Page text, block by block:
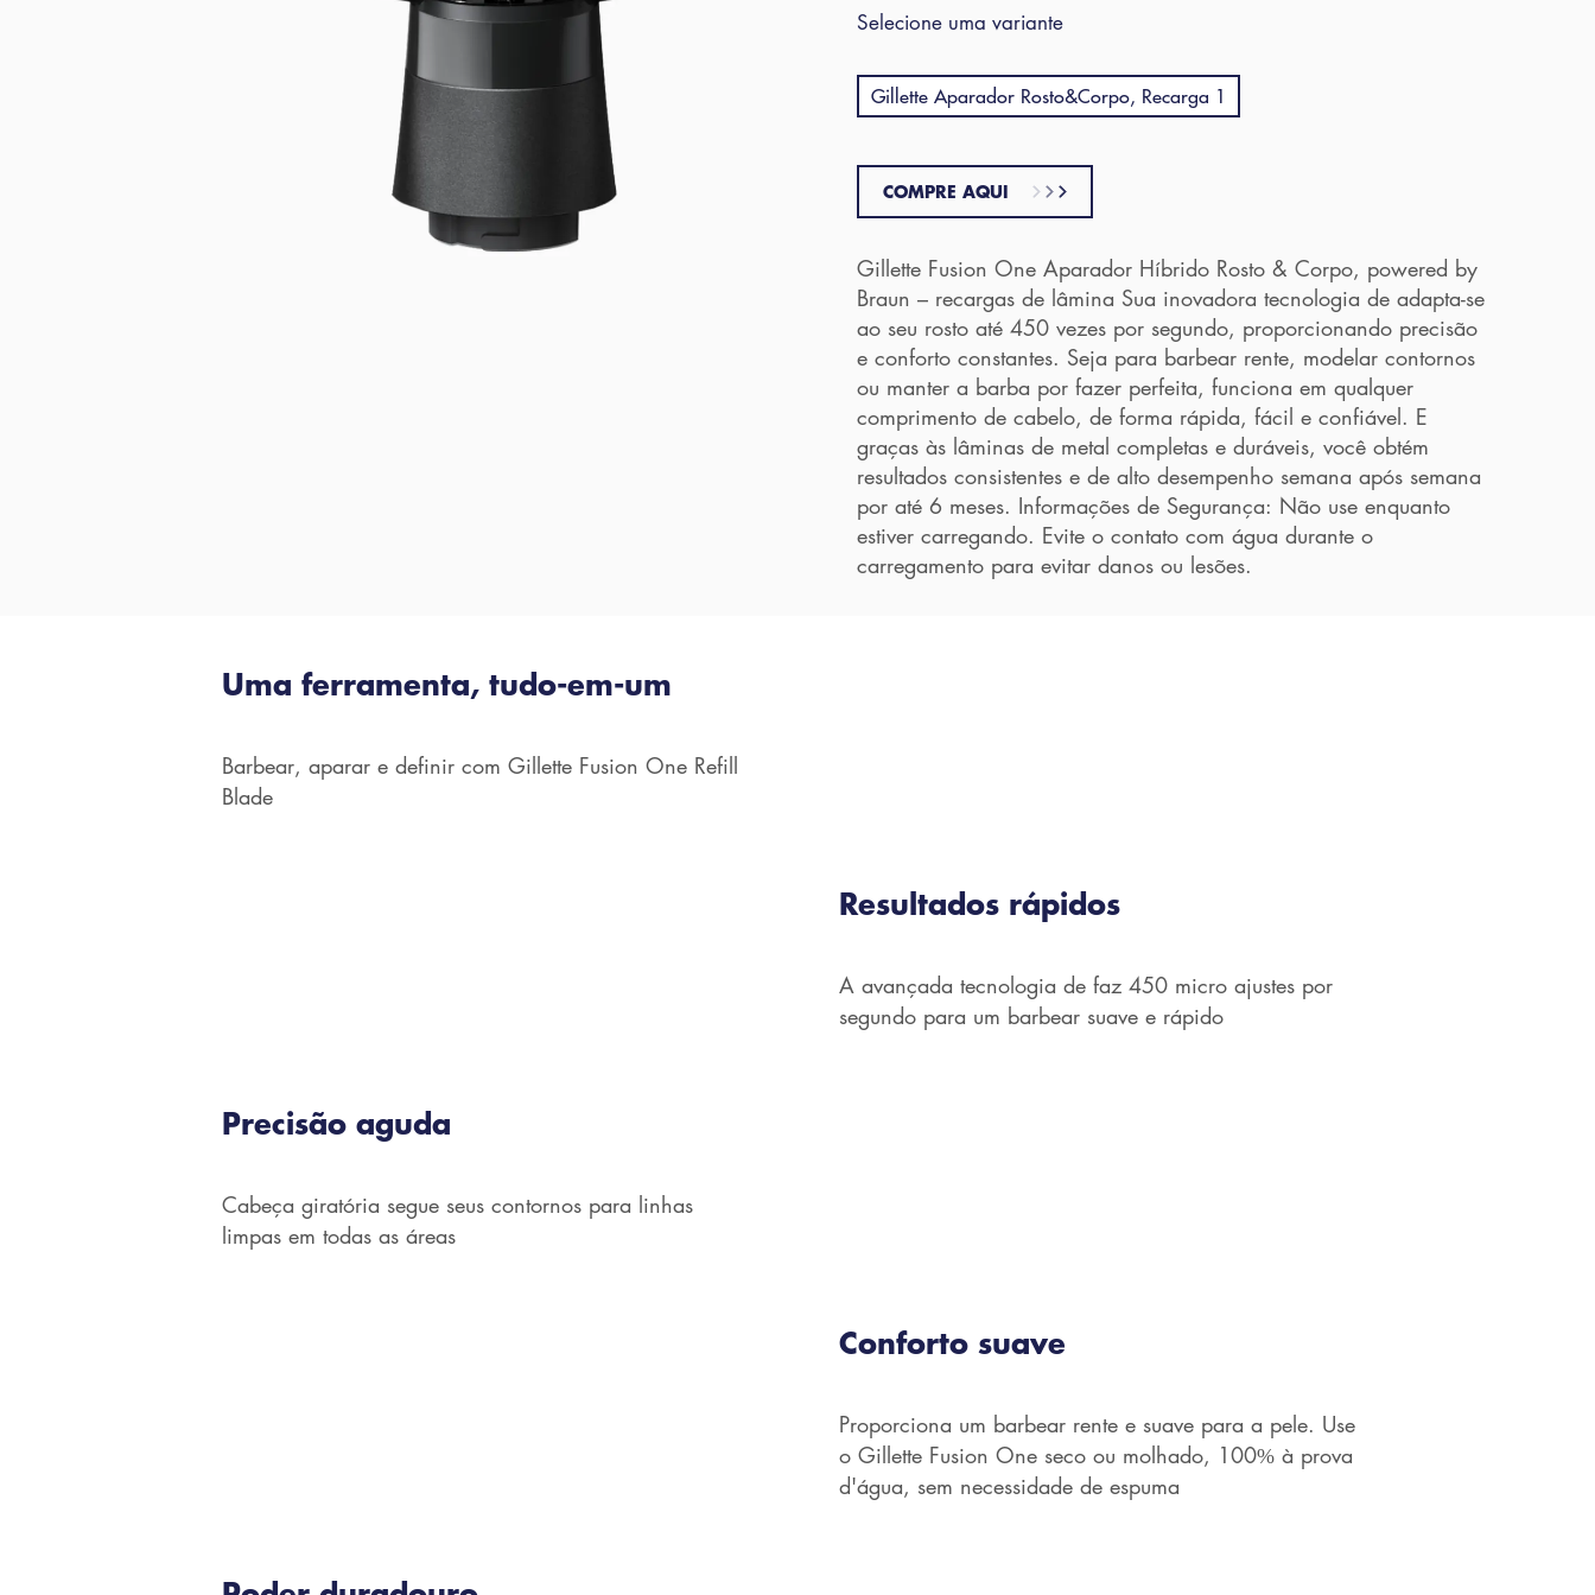
Selecione uma variante
Gillette Aparador Rosto&Corpo, Recarga 1
COMPRE AQUI
Gillette Fusion One Aparador Híbrido Rosto & Corpo, powered by
Braun – recargas de lâmina Sua inovadora tecnologia de adapta-se
ao seu rosto até 450 vezes por segundo, proporcionando precisão
e conforto constantes. Seja para barbear rente, modelar contornos
ou manter a barba por fazer perfeita, funciona em qualquer
comprimento de cabelo, de forma rápida, fácil e confiável. E
graças às lâminas de metal completas e duráveis, você obtém
resultados consistentes e de alto desempenho semana após semana
por até 6 meses. Informações de Segurança: Não use enquanto
estiver carregando. Evite o contato com água durante o
carregamento para evitar danos ou lesões.
Uma ferramenta, tudo-em-um
Barbear, aparar e definir com Gillette Fusion One Refill
Blade
Resultados rápidos
A avançada tecnologia de faz 450 micro ajustes por
segundo para um barbear suave e rápido
Precisão aguda
Cabeça giratória segue seus contornos para linhas
limpas em todas as áreas
Conforto suave
Proporciona um barbear rente e suave para a pele. Use
o Gillette Fusion One seco ou molhado, 100% à prova
d'água, sem necessidade de espuma